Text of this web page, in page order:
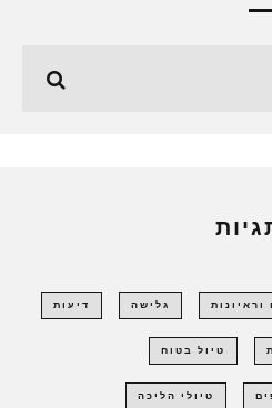
וראיונות גלישה דיעות
טיול בטוח
טיולי הליכה